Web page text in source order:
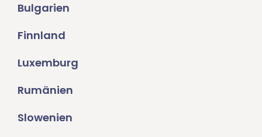
Bulgarien
Finnland
Luxemburg
Rumänien
Slowenien